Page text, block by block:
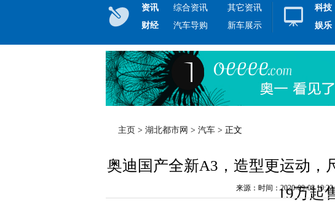
资讯 综合资讯
其它资讯
财经
汽车导购 新车展示
科技
娱乐
主页 > 湖北都市网 > 汽车 > 正文
奥迪国产全新A3，造型更运动，
19万起
来源：时间：2020-09-08